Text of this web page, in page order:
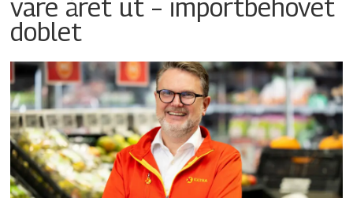
vare året ut – importbehovet
doblet